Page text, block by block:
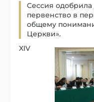
Сессия одобрила
первенство в
общему
Церкви».
XIV